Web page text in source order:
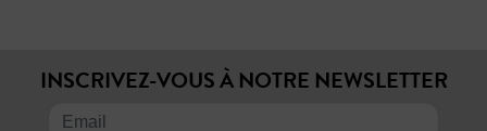
INSCRIVEZ-VOUS À NOTRE NEWSLETTER